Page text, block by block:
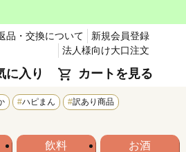
品・交換について
新規会員登録
法人様向け大口注文
に入り カートを見る
ハピまん
訳あり商品
飲料 お酒